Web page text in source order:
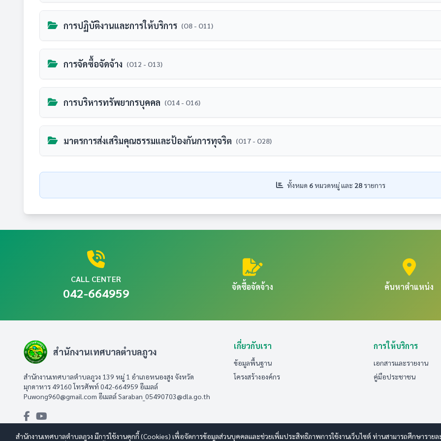
O5 แผนยุทธศาสตร์หรือแผนพัฒนาหน่วยงาน
ยังไม่มีเอกสารหรือลิงก์สำหรับหัวข้อนี้
• แสดงแผนการดำเนินงานตามภารกิจ ของหน่วยงานที่มีระยะมากกว่า 1 ปี ที่มีรายละเอียดอย่างน้อยประกอบด้วย
(1) ยุทธศาสตร์หรือแนวทาง
(2) เป้าหมาย
• เป็นแผนที่มีระยะเวลาบังคับใช้ ครอบคลุมปี พ.ศ. 2568
แผนและความก้าวหน้าในการดำเนินงานและการใช้จ่ายงบประมาณประจำปี พ.ศ.2568
รายละเอียด:
• แสดงแผนการดำเนินงานตามภารกิจ ของหน่วยงานประจําปี พ.ศ. 2568 ที่มีรายละเอียด อย่างน้อยประกอบด้วย
(1) โครงการหรือกิจกรรม
(3) ระยะเวลาในการดำเนินงานแต่ละโครงการหรือกิจกรรม
• แสดงผลความก้าวหน้าในการดำเนินงานตามแผนการดำเนินงานประจําปี พ.ศ. 2568 ข้อมูล ณ วันที่ 31 มีนาคม
(1) ผลการดำเนินงานของ แต่ละโครงการหรือกิจกรรม
ยังไม่มีเอกสารหรือลิงก์สำหรับหัวข้อนี้
• แสดงผลการดำเนินงานตามแผนดำเนินงานประจําปี พ.ศ.2567 ที่มีรายละเอียดอย่างน้อย ประกอบด้วย
การปฏิบัติงานและการให้บริการ (O8 - O11)
O8 คู่มือหรือแนวทางการปฏิบัติงานของเจ้าหน้าที่
ยังไม่มีเอกสารหรือลิงก์สำหรับหัวข้อนี้
• แสดงคู่มือหรือแนวทางการปฏิบัติงานที่เจ้าหน้าที่ของหน่วยงานใช้ยึดถือปฏิบัติให้เป็นมาตรฐานเดียวกัน* ที่มีราย
(1) ชื่องาน
(2) วิธีการขั้นตอนการปฏิบัติงาน
(3) ระยะเวลาที่ใช้ในการปฏิบัติงาน
* กรณีมีองค์กรกลางที่มีหน้าที่กำหนดมาตรฐานการปฏิบัติในเรื่องนั้น หน่วยงานสามารถนำข้อมูลดังกล่าวเผยแพร่
ยังไม่มีเอกสารหรือลิงก์สำหรับหัวข้อนี้
รายละเอียด:
แต่ละงาน อย่างน้อยประกอบด้วย
(2) วิธีการขั้นตอนการขอรับบริการ
(3) ระยะเวลาที่ใช้ในการขอรับบริการ
(4) ช่องทางให้บริการ เช่น สถานที่ ส่วนงานที่รับผิดชอบ
E-Service One Stop Service
(5) ค่ารรรมเนียม (กรณีไม่มีค่าธรรมเนียม ให้แสดงในคู่มือให้เห็นว่าไม่มีค่าธรรมเนียมในการขอรับบริการ โดยไม่มีก
* กรณีมีองค์กรกลางที่มีหน้าที่ทําหนดมาตรฐาน การให้บริการในเรื่องนั้น หน่วยงานสามารถนำข้อมูล ดังกล่าวเผย
การจัดซื้อจัดจ้าง (O12 - O13)
O12 รายการการจัดซื้อจัดจ้างหรือการจัดหาพัสดุและความก้าวหน้าการจัดซื้อจัดจ้างหรือการจัดหาพัสดุ
ยังไม่มีเอกสารหรือลิงก์สำหรับหัวข้อนี้
แสดงรายการการจัดซื้อจัดจ้างฯ ของหน่วยงานในประเภทงบรายจ่ายหมวดงบลงทุนที่จะมีการดำเนินการในปี พ.ศ.
แสดงความก้าวหน้าการจัดซื้อจัดจ้างฯ ของหน่วยงานในประเภทงบรายจ่ายหมวดงบลงทุนที่มีการลงนามในสัญญา
เป็นข้อมูลการจัดซื้อจัดจ้างฯ ในปี พ.ศ. 2568
O13 รายงานสรุปผลการจัดซื้อจัดจ้างหรือการจัดหาพัสดุประจําปี พ.ศ.2567
ยังไม่มีเอกสารหรือลิงก์สำหรับหัวข้อนี้
รายละเอียด:
การบริหารทรัพยากรบุคคล (O14 - O16)
O14 แผนการบริหารและพัฒนาทรัพยากรบุคคล
๐ แสดงแผนการพัฒนาทรัพยากรบุคคลซึ่งบังคับใช้ในปี พ.ศ. 2568 ที่มีรายละเอียดอย่าง
น้อยประกอบด้วย
(1)โครงการหรือกิจกรรมการพัฒนาทรัพยากรบุคคล
(2) งบประมาณแต่ละโครงการหรือกิจกรรมการพัฒนาทรัพยากรบุคคล**
รายงานผลการบริหารและพัฒนาทรัพยากรบุคคลประจําปี พ.ศ.2567
รายละเอียด:
(1) รายการหรือกิจกรรมการบริหารทรัพยากรบุคคล
(2) ผลการดำเนินการของแต่ละรายการหรือกิจกรรมการบริหารทรัพยากรบุคคล
มาตรการส่งเสริมคุณธรรมและป้องกันการทุจริต (O17 - O28)
รายละเอียด:
• แสดงคู่มือหรือแนวทางการดำเนินการต่อเรื่องร้องเรียนการทุจริตและประพฤติมิชอบของ
เจ้าหน้าที่ของหน่วยงาน ที่มีรายละเอียดอย่างน้อยประกอบด้วย
(1) รายละเอียดของข้อมูลที่ผู้ร้องควรรู้เพื่อใช้ในการร้องเรียน เช่น ชื่อ-สกุล ของผู้ถูกร้อง
ช่วงเวลาการกระทำความผิด พฤติการณ์การทุจริตและประพฤติมิชอบ
(2) ช่องทางแจ้งเรื่องร้องเรียนการทุจริตและประพฤติมิชอบ
(4) ส่วนงานที่รับผิดชอบ
ช่องทางการแจ้งเรื่องร้องเรียนการทุจริตและประพฤติมิชอบ
ยังไม่มีเอกสารหรือลิงก์สำหรับหัวข้อนี้
• แสดงช่องทางออนไลน์ที่บุคคลภายนอกสามารถแจ้งเรื่องร้องเรียนการทุจริตและประพฤติมิชอบของเจ้าหน้าที่ของ
ทั้งหมด 6 หมวดหมู่ และ 28 รายการ
CALL CENTER
042-664959 จัดซื้อจัดจ้าง ค้นหาตำแหน่ง
สำนักงานเทศบาลตำบลภูวง
สำนักงานเทศบาลตำบลภูวง 139 หมู่ 1 อำเภอหนองสูง จังหวัด
มุกดาหาร 49160 โทรศัพท์ 042-664959 อีเมลล์
Puwong960@gmail.com อีเมลล์Saraban_05490703@dla.go.th
เกี่ยวกับเรา
ข้อมูลพื้นฐาน
โครงสร้างองค์กร
การให้บริการ
เอกสารและรายงาน
คู่มือประชาชน
สำนักงานเทศบาลตำบลภูวง มีการใช้งานคุกกี้ (Cookies) เพื่อจัดการข้อมูลส่วนบุคคลและช่วยเพิ่มประสิทธิภาพการใช้งานเว็บไซต์ ท่านสามารถศึกษารายล